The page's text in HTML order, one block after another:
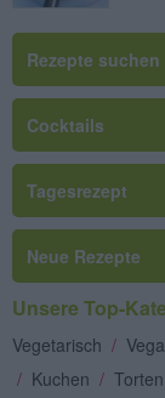
Rezepte suchen
Cocktails
Tagesrezept
Neue Rezepte
Unsere Top-
Vegetarisch /
/ Kuchen / Torten